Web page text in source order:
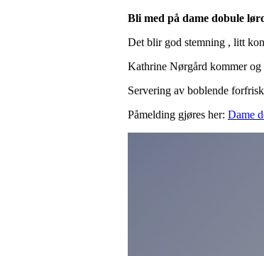
Bli med på dame dobule
Det blir god stemning , litt
Kathrine Nørgård kommer
Servering av boblende
Påmelding gjøres her: Dame